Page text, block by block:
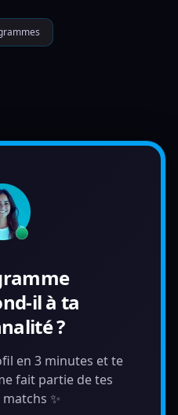
il à ta
?
en 3 minutes et te
fait partie de tes
✨